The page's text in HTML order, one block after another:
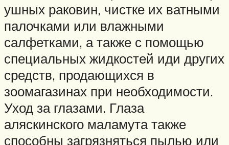
ушных раковин, чистке их ватными
палочками или влажными
салфетками, а также с помощью
специальных жидкостей иди других
средств, продающихся в
зоомагазинах при необходимости.
Уход за глазами. Глаза
аляскинского маламута также
способны загрязняться пылью или